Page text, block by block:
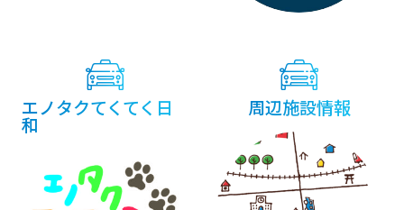
エノタクてくてく日
和
周辺施設情報